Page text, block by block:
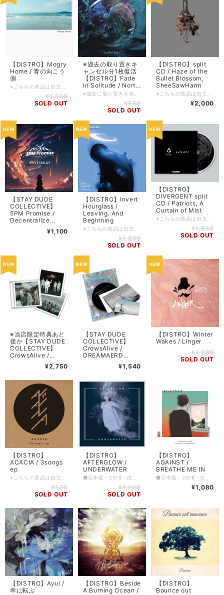
【DISTRO】Mogry
Home / 青の向こう
側
¥1,000
SOLD OUT
※過去の取り置きキ
ャンセル分1枚復活
【DISTRO】Fade
In Solitude / North
Pole
¥550
SOLD OUT
【DISTRO】split
CD / Haze of the
Bullet Blossom,
SheeSawHarm
¥2,000
【STAY DUDE
COLLECTIVE】
5PM Promise /
Decentralize
¥1,100
【DISTRO】Invert
Hourglass /
Leaving. And
Beginning
¥1,500
SOLD OUT
【DISTRO】
DIVERGENT split
CD / Patriots, A
Curtain of Mist
¥1,650
SOLD OUT
※当店限定特典あと
僅か【STAY DUDE
COLLECTIVE】
CrowsAlive /
¥2,750
【STAY DUDE
COLLECTIVE】
CrowsAlive /
DREAMAERD
¥1,540
【DISTRO】Winter
Wakes / Linger
¥1,200
SOLD OUT
【DISTRO】
ACACIA / 3songs
ep
¥500
SOLD OUT
【DISTRO】
AFTERGLOW /
UNDERWATER
¥1,000
SOLD OUT
【DISTRO】
AGAINST /
BREATHE ME IN
¥1,080
【DISTRO】Ayui /
幸に転ぶ
【DISTRO】Beside
A Burning Ocean /
【DISTRO】
Bounce out